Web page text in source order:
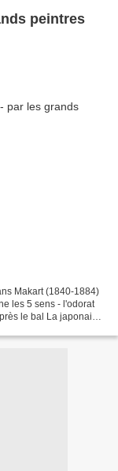
peintres
Makart (1840-1884)
les 5 sens - l'odorat
le bal La japonaise